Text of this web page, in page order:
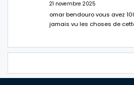
21 novembre 2025
omar bendouro vous avez
jamais vu les choses de